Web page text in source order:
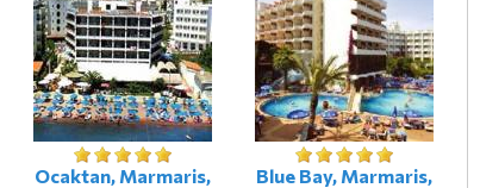
Ocaktan, Marmaris,
Blue Bay, Marmaris,